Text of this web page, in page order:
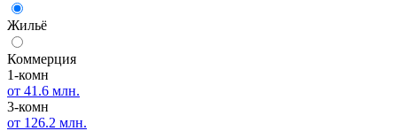
Жильё
Коммерция
1-комн
от 41.6 млн.
3-комн
от 126.2 млн.